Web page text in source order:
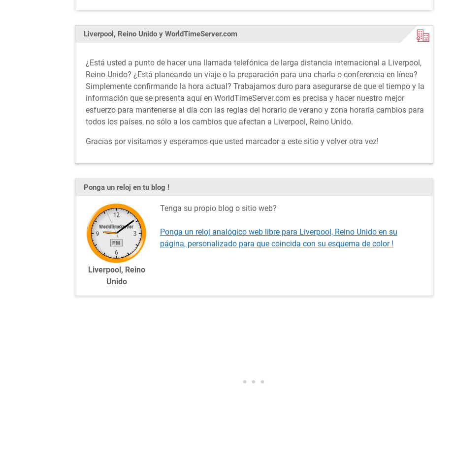
Liverpool, Reino Unido y WorldTimeServer.com
¿Está usted a punto de hacer una llamada telefónica de larga distancia internacional a Liverpool,
Reino Unido? ¿Está planeando un viaje o la preparación para una charla o conferencia en línea?
Simplemente confirmando la hora actual? Trabajamos duro para asegurarse de que el tiempo y la
información que se presenta aquí en WorldTimeServer.com es precisa y hacer nuestro mejor
esfuerzo para mantenerse al día con las reglas del horario de verano y zona horaria cambios para
todos los países, no sólo a los cambios que afectan a Liverpool, Reino Unido.
Gracias por visitarnos y esperamos que usted marcador a este sitio y volver otra vez!
Ponga un reloj en tu blog !
Liverpool, Reino
Unido
Tenga su propio blog o sitio web?
Ponga un reloj analógico web libre para Liverpool, Reino Unido en su
página, personalizado para que coincida con su esquema de color !